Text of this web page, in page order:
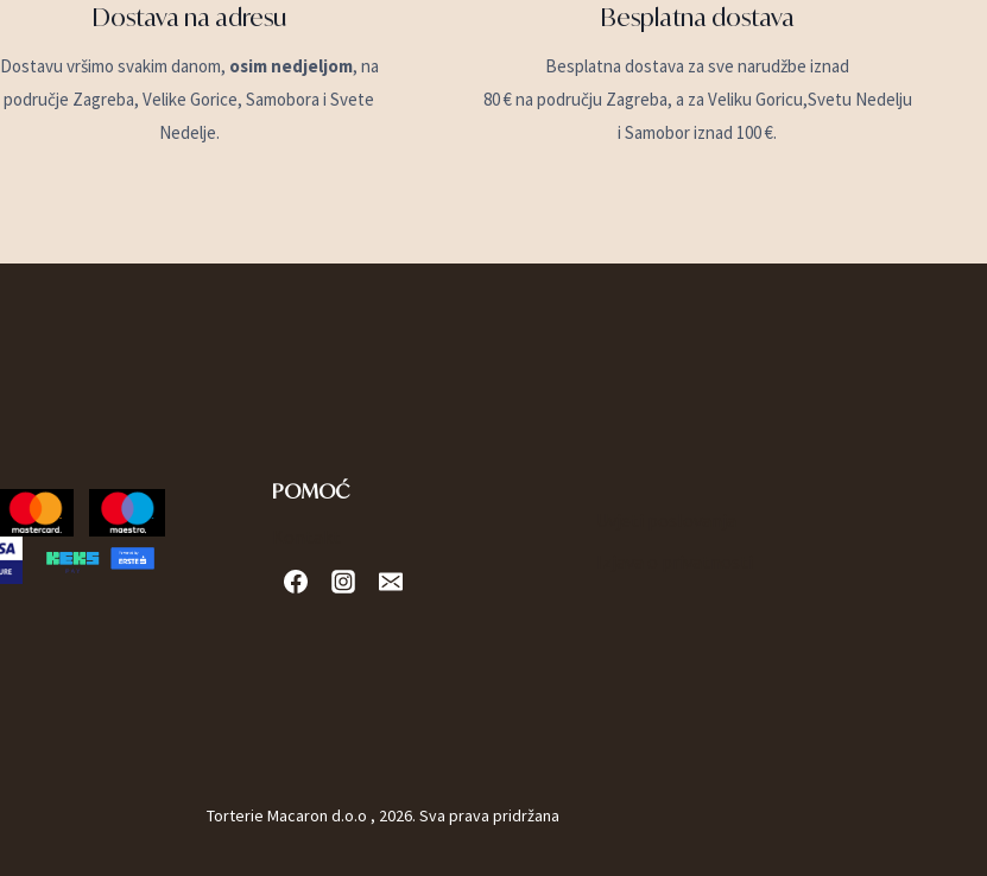
Dostava na adresu
Dostavu vršimo svakim danom, osim nedjeljom, na
područje Zagreba, Velike Gorice, Samobora i Svete
Nedelje.
Besplatna dostava
Besplatna dostava za sve narudžbe iznad
80 € na području Zagreba, a za Veliku Goricu,Svetu Nedelju
i Samobor iznad 100 €.
POMOĆ
Torterie Macaron d.o.o , 2026. Sva prava pridržana